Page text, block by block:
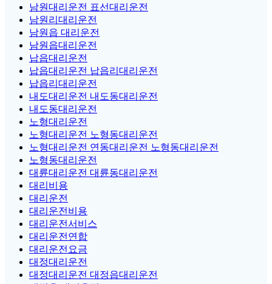
남원대리운전 표선대리운전
남원리대리운전
남원읍 대리운전
남원읍대리운전
납읍대리운전
납읍대리운전 납읍리대리운전
납읍리대리운전
내도대리운전 내도동대리운전
내도동대리운전
노형대리운전
노형대리운전 노형동대리운전
노형대리운전 연동대리운전 노형동대리운전
노형동대리운전
대륜대리운전 대륜동대리운전
대리비용
대리운전
대리운전비용
대리운전서비스
대리운전연합
대리운전요금
대정대리운전
대정대리운전 대정읍대리운전